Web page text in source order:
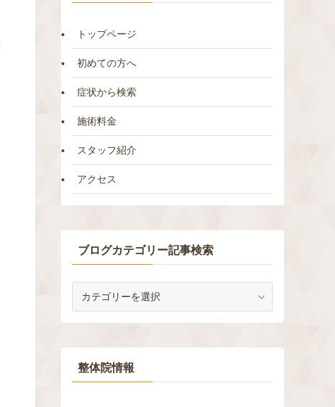
トップページ
初めての方へ
症状から検索
施術料金
スタッフ紹介
アクセス
ブログカテゴリー記事検索
テ
ゴ
リ
整体院情報